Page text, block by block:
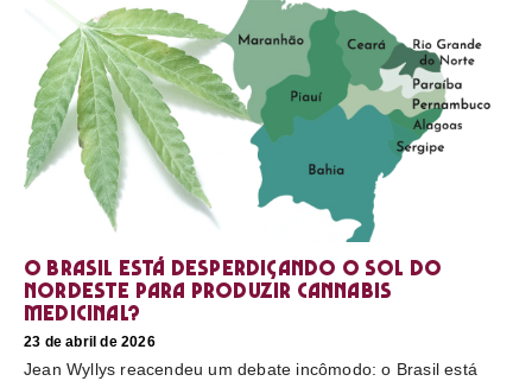
O Brasil está desperdiçando o sol do
nordeste para produzir cannabis
medicinal?
23 de abril de 2026
Jean Wyllys reacendeu um debate incômodo: o Brasil está